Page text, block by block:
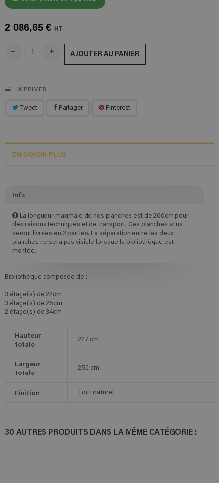
2 086,65 € HT
AJOUTER AU PANIER
IMPRIMER
Tweet Partager Pinterest
EN SAVOIR PLUS
Info
La longueur maximale de nos planches est de 200cm pour
des raisons techniques et de transport. Ces planches vous
seront livrées en 2 parties. La séparation entre les deux
planches ne sera pas visible lorsque la bibliothèque est
montée.
Bibliothèque composée de :
3 étage(s) de 22cm
3 étage(s) de 25cm
2 étage(s) de 34cm
Hauteur
totale
227 cm
Largeur
totale
250 cm
Finition Tout naturel
30 AUTRES PRODUITS DANS LA MÊME CATÉGORIE :